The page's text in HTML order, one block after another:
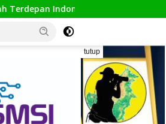
Hadiri Pisah Sambut,
tutup